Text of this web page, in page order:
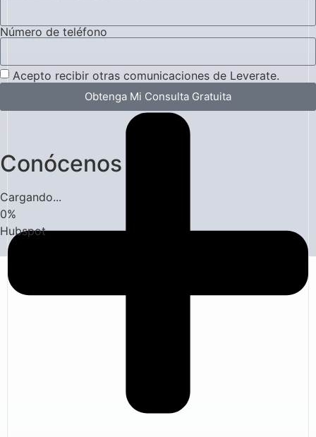
Número de teléfono
Acepto recibir otras comunicaciones de Leverate.
Obtenga Mi Consulta Gratuita
Conócenos
Cargando...
0%
Hubspot